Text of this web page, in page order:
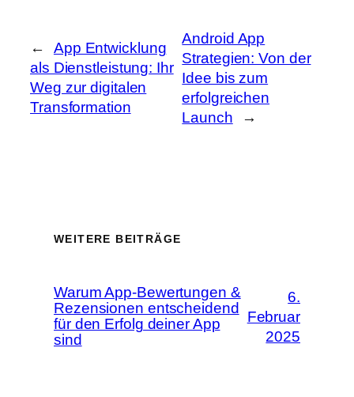
←
App Entwicklung
als Dienstleistung: Ihr
Weg zur digitalen
Transformation
Android App
Strategien: Von der
Idee bis zum
erfolgreichen
Launch
→
WEITERE BEITRÄGE
Warum App-Bewertungen &
Rezensionen entscheidend
für den Erfolg deiner App
sind
6.
Februar
2025